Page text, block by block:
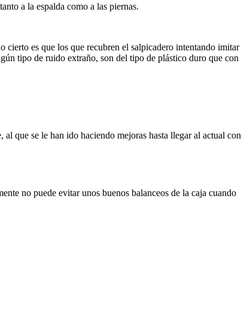
a la espalda como a las piernas.
cierto es que los que recubren el salpicadero intentando imitar
tipo de ruido extraño, son del tipo de plástico duro que con
que se le han ido haciendo mejoras hasta llegar al actual con
no puede evitar unos buenos balanceos de la caja cuando